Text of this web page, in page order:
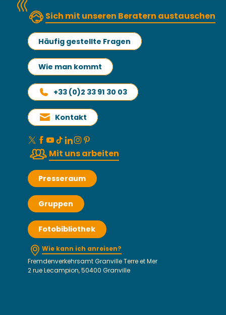
Sich mit unseren Beratern austauschen
Häufig gestellte Fragen
Wie man kommt
+33 (0)2 33 91 30 03
Kontakt
Mit uns arbeiten
Presseraum
Gruppen
Fotobibliothek
Wie kann ich anreisen?
Fremdenverkehrsamt Granville Terre et Mer
2 rue Lecampion, 50400 Granville